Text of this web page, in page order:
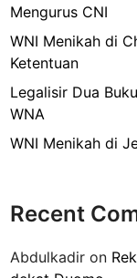
Mengurus CNI
WNI Menikah di
Ketentuan
Legalisir Dua
WNA
WNI Menikah di
Recent
Abdulkadir on